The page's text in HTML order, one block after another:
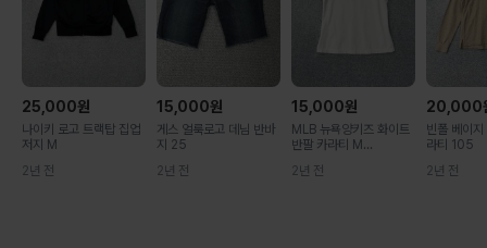
25,000원
나이키 로고 트랙탑 집업
저지 M
2년 전
15,000원
게스 얼룩로고 데님 반바
지 25
2년 전
15,000원
MLB 뉴욕양키즈 화이트
반팔 카라티 M...
2년 전
20,000
빈폴 베이
라티 105
2년 전